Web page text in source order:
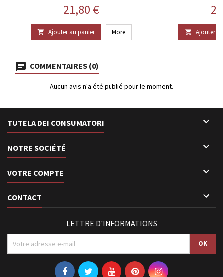
Prix
21,80 €
 Ajouter au panier More  Ajouter
COMMENTAIRES (0)
Aucun avis n'a été publié pour le moment.
TUTELA DEI CONSUMATORI 
NOTRE SOCIÉTÉ 
VOTRE COMPTE 
CONTACT 
LETTRE D'INFORMATIONS